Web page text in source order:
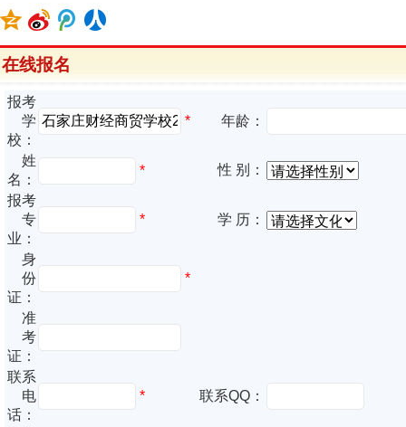
在线报名
报考
学
校：
* 年龄：
姓
名：
*
性 别：
报考
专
业：
* 学 历：
身
份
证：
*
准
考
证：
联系
电
话：
* 联系QQ：